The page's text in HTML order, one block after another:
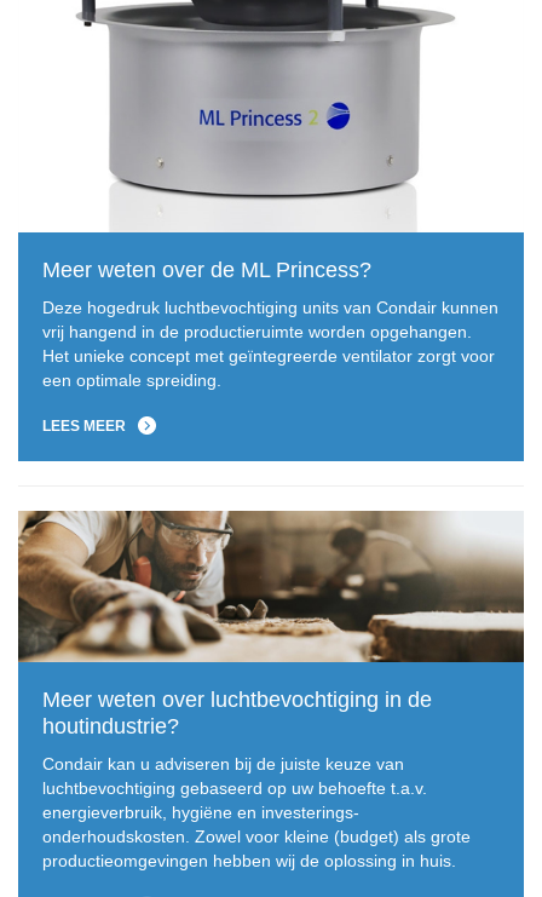
Meer weten over de ML Princess?
Deze hogedruk luchtbevochtiging units van Condair kunnen
vrij hangend in de productieruimte worden opgehangen.
Het unieke concept met geïntegreerde ventilator zorgt voor
een optimale spreiding.
LEES MEER
Meer weten over luchtbevochtiging in de
houtindustrie?
Condair kan u adviseren bij de juiste keuze van
luchtbevochtiging gebaseerd op uw behoefte t.a.v.
energieverbruik, hygiëne en investerings-
onderhoudskosten. Zowel voor kleine (budget) als grote
productieomgevingen hebben wij de oplossing in huis.